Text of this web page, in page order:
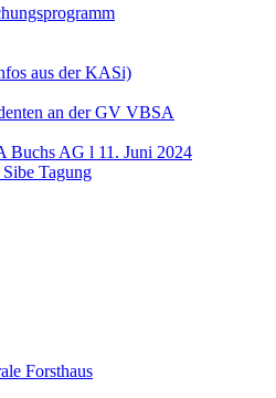
aus der KASi)
an der GV VBSA
Buchs AG l 11. Juni 2024
Tagung
Forsthaus